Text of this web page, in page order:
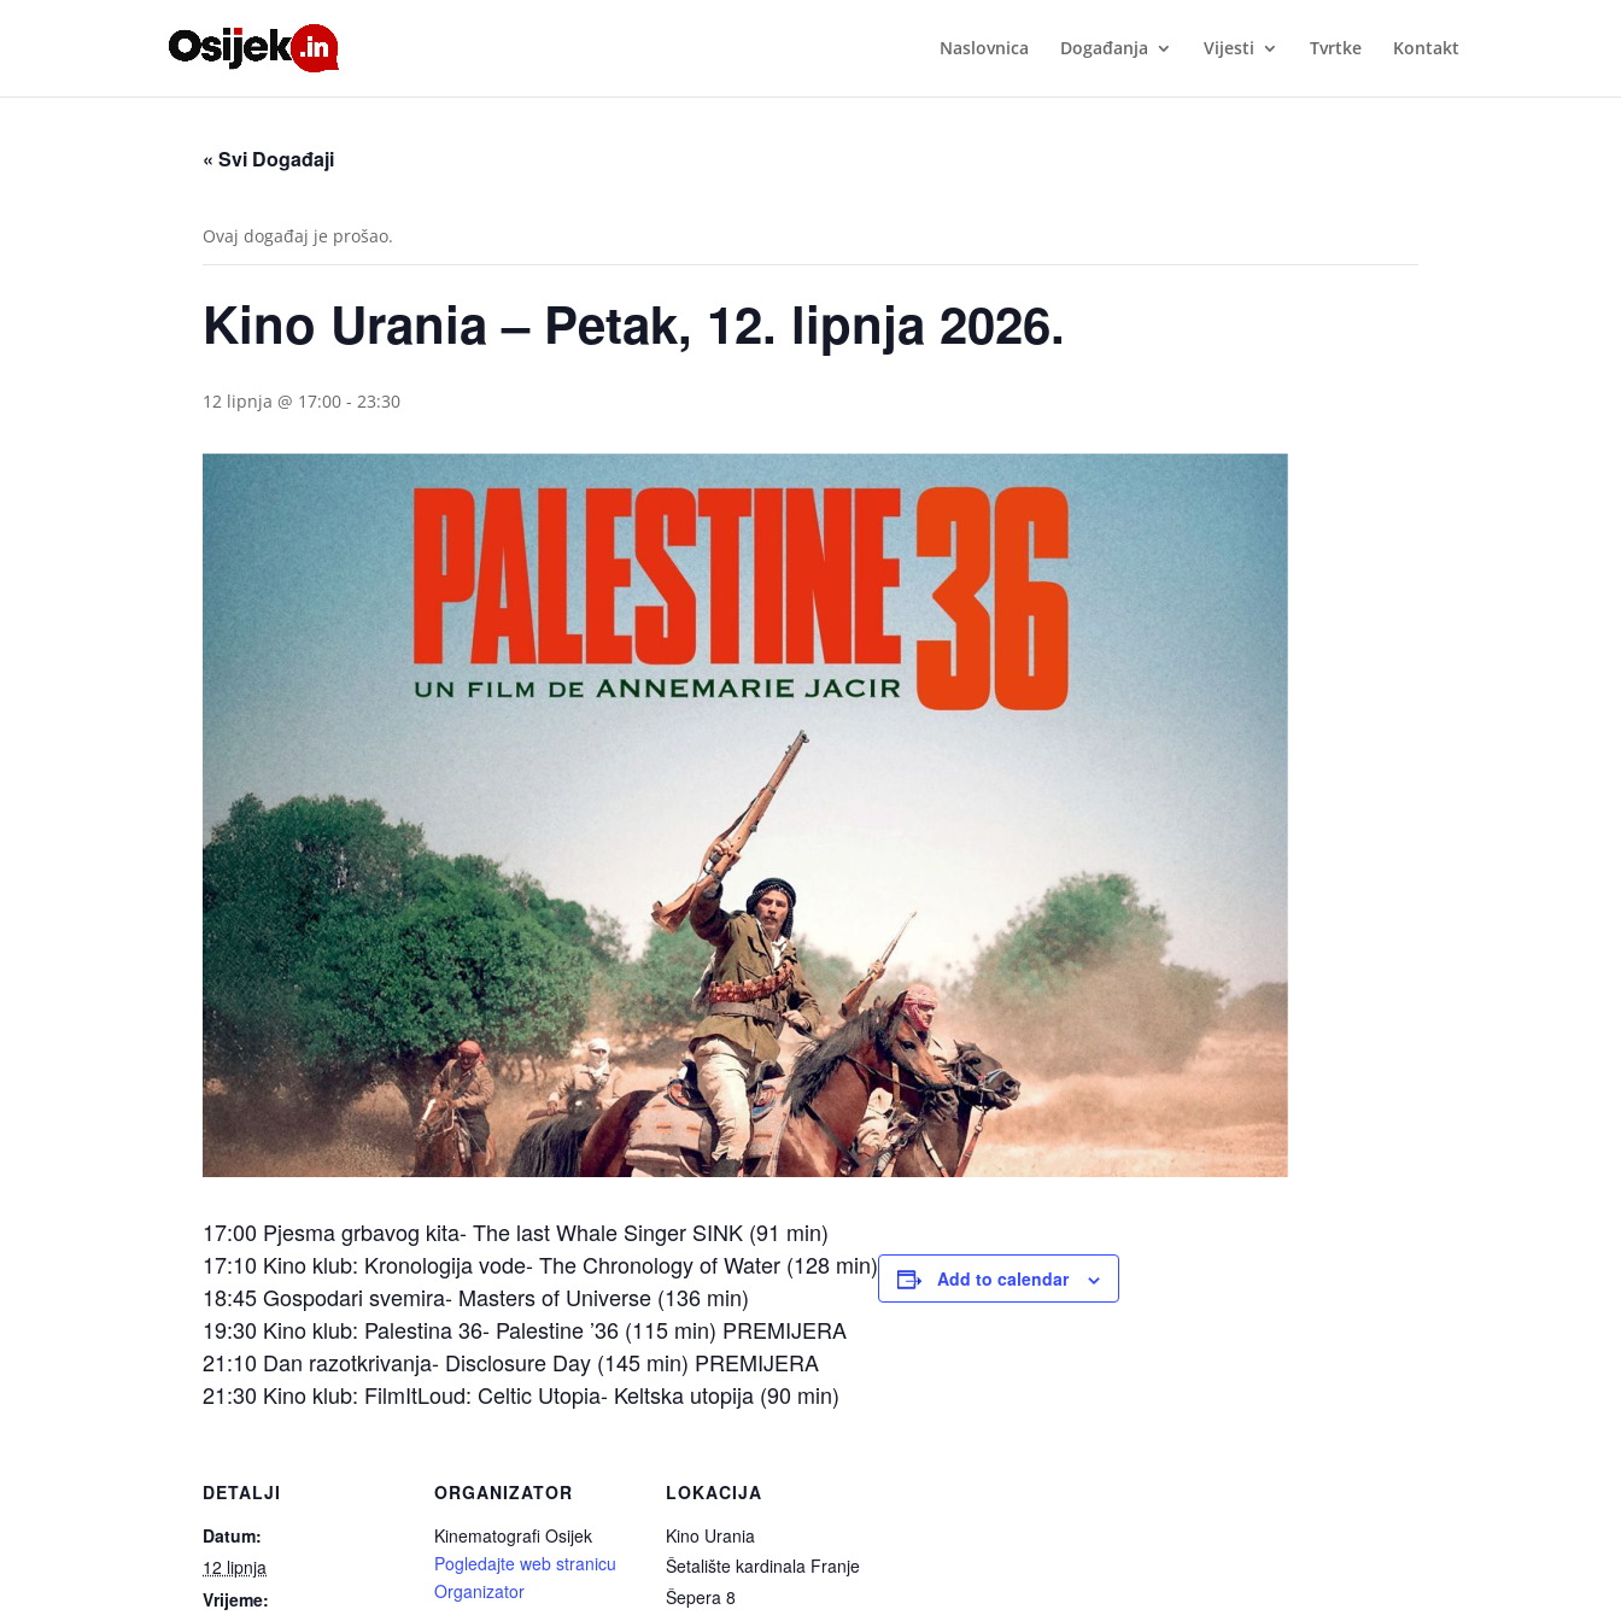
Naslovnica Događanja Vijesti Tvrtke Kontakt
« Svi Događaji
Ovaj događaj je prošao.
Kino Urania – Petak, 12. lipnja 2026.
12 lipnja @ 17:00 - 23:30
17:00 Pjesma grbavog kita- The last Whale Singer SINK (91 min)
17:10 Kino klub: Kronologija vode- The Chronology of Water (128 min)
18:45 Gospodari svemira- Masters of Universe (136 min)
19:30 Kino klub: Palestina 36- Palestine ’36 (115 min) PREMIJERA
21:10 Dan razotkrivanja- Disclosure Day (145 min) PREMIJERA
21:30 Kino klub: FilmItLoud: Celtic Utopia- Keltska utopija (90 min)
Add to calendar
DETALJI
Datum:
12 lipnja
Vrijeme:
ORGANIZATOR
Kinematografi Osijek
Pogledajte web stranicu
Organizator
LOKACIJA
Kino Urania
Šetalište kardinala Franje
Šepera 8